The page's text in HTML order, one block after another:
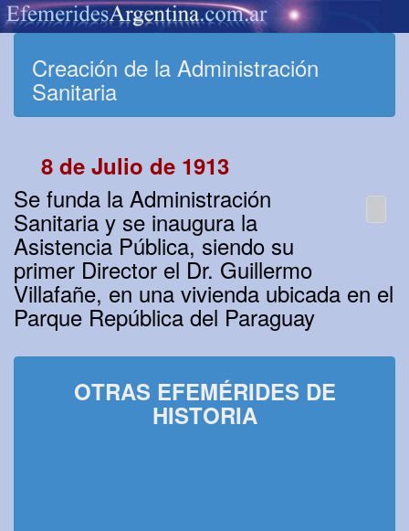
Creación de la Administración
Sanitaria
8 de Julio de 1913
Se funda la Administración
Sanitaria y se inaugura la
Asistencia Pública, siendo su
primer Director el Dr. Guillermo
Villafañe, en una vivienda ubicada en el
Parque República del Paraguay
OTRAS EFEMÉRIDES DE
HISTORIA